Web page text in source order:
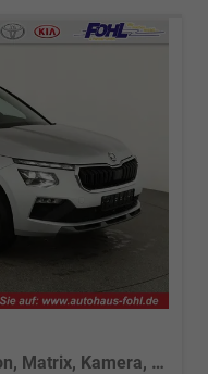
Selection 1.0 TSI DSG Selection, Matrix, Kamera, Winter, 16-Zoll, 4-J Garantie